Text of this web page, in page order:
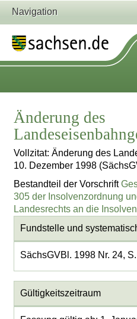
Navigation
Änderung des
Vollzitat: Änderung des
10. Dezember 1998
Bestandteil der Vorschrift
305 der Insolvenzordnung
Landesrechts an die
Fundstelle und
SächsGVBl. 1998 Nr. 24,
Gültigkeitszeitraum